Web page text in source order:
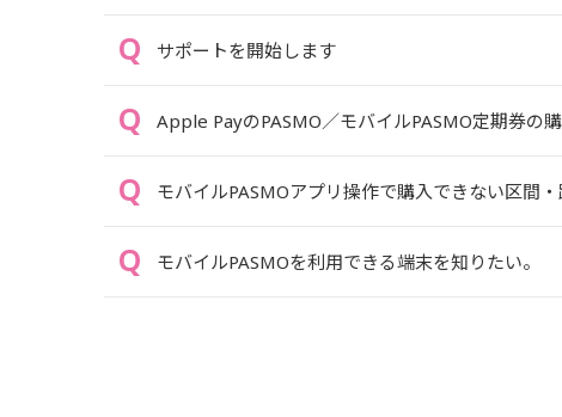
サポートを開始します
Apple PayのPASMO／モバイルPASMO定期券の
モバイルPASMOアプリ操作で購入できない区間
モバイルPASMOを利用できる端末を知りたい。